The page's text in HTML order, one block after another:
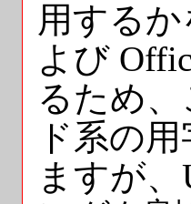
用するか
よび
るため
ド系の
ますが